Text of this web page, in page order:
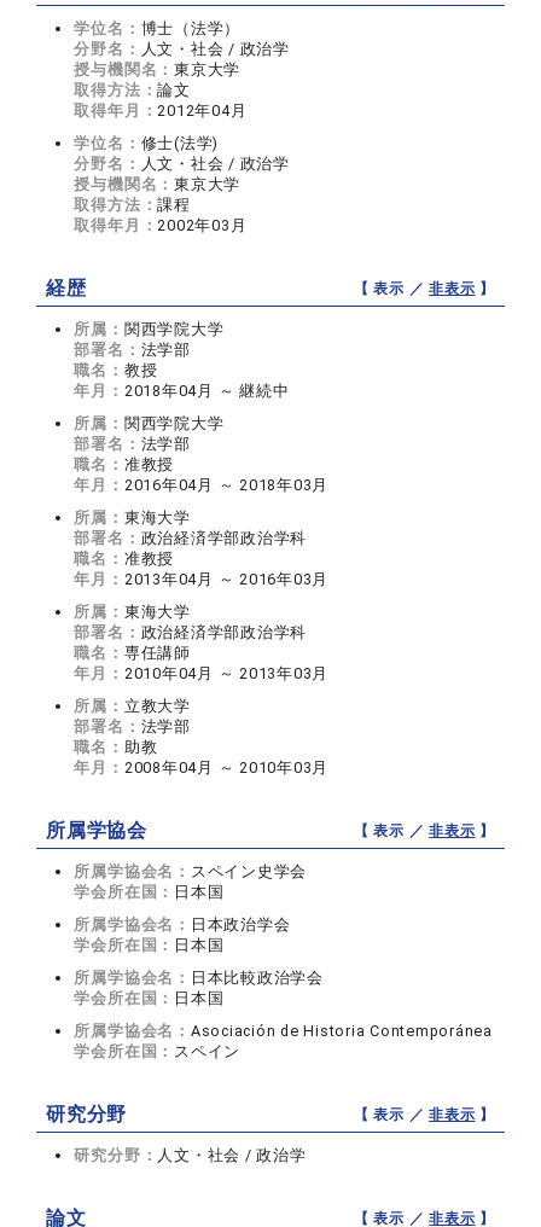
学位名： 博士（法学）
分野名： 人文・社会 / 政治学
授与機関名：東京大学
取得方法：論文
取得年月：2012年04月
学位名： 修士(法学)
分野名： 人文・社会 / 政治学
授与機関名：東京大学
取得方法：課程
取得年月：2002年03月
経歴 【 表示 ／非表示 】
所属： 関西学院大学
部署名： 法学部
職名： 教授
年月： 2018年04月 ～ 継続中
所属： 関西学院大学
部署名： 法学部
職名： 准教授
年月： 2016年04月 ～ 2018年03月
所属： 東海大学
部署名： 政治経済学部政治学科
職名： 准教授
年月： 2013年04月 ～ 2016年03月
所属： 東海大学
部署名： 政治経済学部政治学科
職名： 専任講師
年月： 2010年04月 ～ 2013年03月
所属： 立教大学
部署名： 法学部
職名： 助教
年月： 2008年04月 ～ 2010年03月
所属学協会 【 表示 ／非表示 】
所属学協会名： スペイン史学会
学会所在国： 日本国
所属学協会名： 日本政治学会
学会所在国： 日本国
所属学協会名： 日本比較政治学会
学会所在国： 日本国
所属学協会名： Asociación de Historia Contemporánea
学会所在国： スペイン
研究分野 【 表示 ／非表示 】
研究分野： 人文・社会 / 政治学
論文 【 表示 ／非表示 】